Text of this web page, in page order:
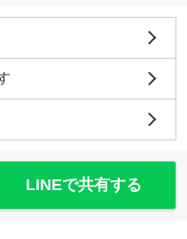
LINEで共有する